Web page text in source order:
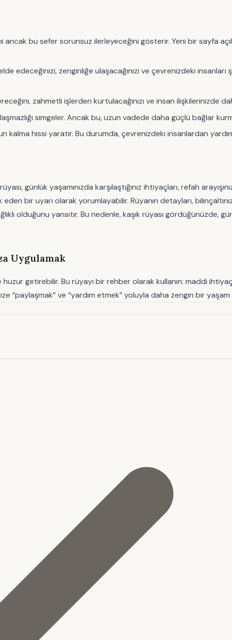
bu sefer sorunsuz ilerleyeceğini gösterir. Yeni bir sayfa
edeceğinizi, zenginliğe ulaşacağınızı ve çevrenizdeki insanları
zahmetli işlerden kurtulacağınızı ve insan ilişkilerinizde
simgeler. Ancak bu, uzun vadede daha güçlü bağlar
kalma hissi yaratır. Bu durumda, çevrenizdeki insanlardan
günlük yaşamınızda karşılaştığınız ihtiyaçları, refah
bir uyarı olarak yorumlayabilir. Rüyanın detayları,
olduğunu yansıtır. Bu nedenle, kaşık rüyası gördüğünüzde,
Uygulamak
getirebilir. Bu rüyayı bir rehber olarak kullanın: maddi
“paylaşmak” ve “yardım etmek” yoluyla daha zengin bir yaşam